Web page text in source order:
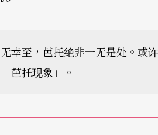
幸至，芭托绝非一无是处。或
芭托现象」。